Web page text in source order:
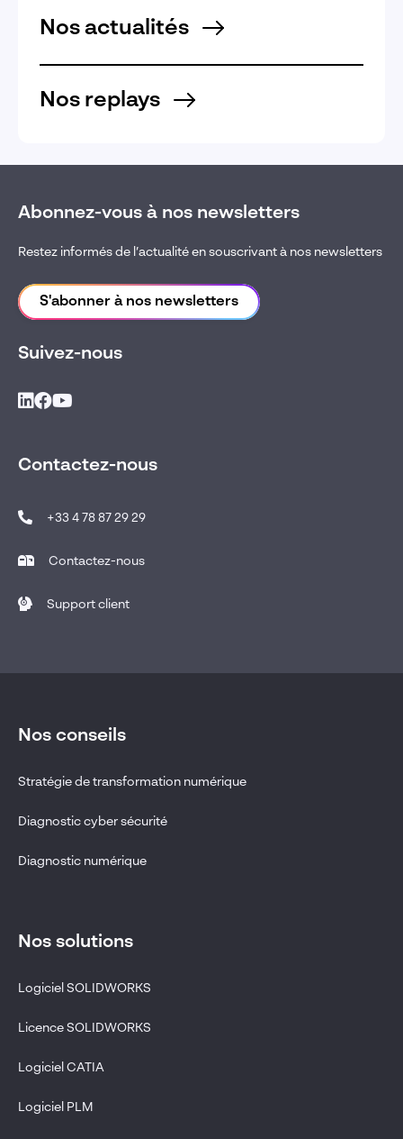
Nos actualités
Nos replays
Abonnez-vous à nos newsletters
Restez informés de l’actualité en souscrivant à nos newsletters
S'abonner à nos newsletters
Suivez-nous
Contactez-nous
+33 4 78 87 29 29
Contactez-nous
Support client
Nos conseils
Stratégie de transformation numérique
Diagnostic cyber sécurité
Diagnostic numérique
Nos solutions
Logiciel SOLIDWORKS
Licence SOLIDWORKS
Logiciel CATIA
Logiciel PLM